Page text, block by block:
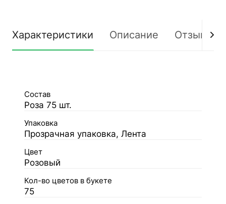
Характеристики Описание Отзывы
Состав
Роза 75 шт.
Упаковка
Прозрачная упаковка, Лента
Цвет
Розовый
Кол-во цветов в букете
75